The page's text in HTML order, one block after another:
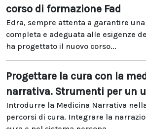
corso di formazione Fad
Edra, sempre attenta a garantire
completa e adeguata alle esigenze
ha progettato il nuovo corso...
Progettare la cura con la
narrativa. Strumenti per un
Introdurre la Medicina Narrativa
percorsi di cura. Integrare la